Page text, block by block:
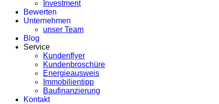
Investment
Bewerten
Unternehmen
unser Team
Blog
Service
Kundenflyer
Kundenbroschüre
Energieausweis
Immobilientipp
Baufinanzierung
Kontakt